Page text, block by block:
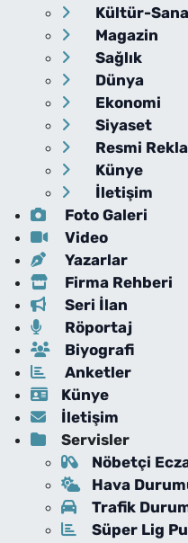
Kültür-
Magazin
Sağlık
Dünya
Ekonomi
Siyaset
Resmi
Künye
İletişim
Foto Galeri
Video
Yazarlar
Firma Rehberi
Seri İlan
Röportaj
Biyografi
Anketler
Künye
İletişim
Servisler
Nöbetçi
Hava
Trafik
Süper Lig